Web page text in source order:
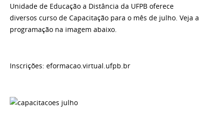
Unidade de Educação a Distância da UFPB oferece
diversos curso de Capacitação para o mês de julho. Veja a
programação na imagem abaixo.
Inscrições: eformacao.virtual.ufpb.br